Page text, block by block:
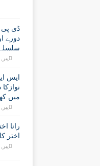
ڈی پی
دورے
پیر,
ایس
میں
پیر,
رانا
اختر
پیر,